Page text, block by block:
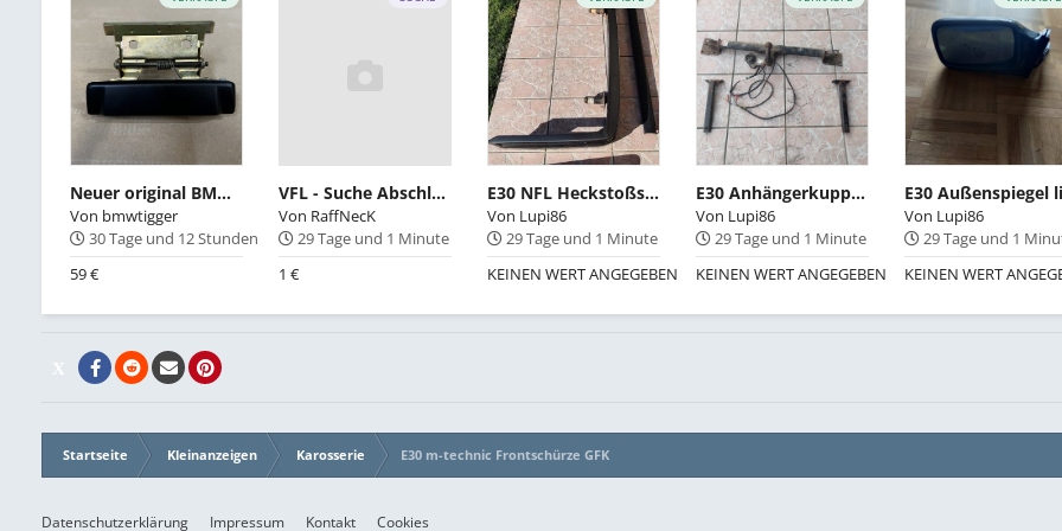
Neuer original BMW E30 Türgriff mit Grundplatte 51211923996 links
Von bmwtigger
30 Tage und 12 Stunden
59 €
VFL - Suche Abschlussstück rechts für die Heckstoßstange und Abschleppösen vorne
Von RaffNecK
29 Tage und 1 Minute
1 €
E30 NFL Heckstoßstange neu lackiert in delphingraumetallic
Von Lupi86
29 Tage und 1 Minute
KEINEN WERT ANGEGEBEN
E30 Anhängerkupplung Bosal starr
Von Lupi86
29 Tage und 1 Minute
KEINEN WERT ANGEGEBEN
Von Lupi86
29 Tage und 1
KEINEN WERT
Startseite Kleinanzeigen Karosserie E30 m-technic Frontschürze GFK
Datenschutzerklärung Impressum Kontakt Cookies